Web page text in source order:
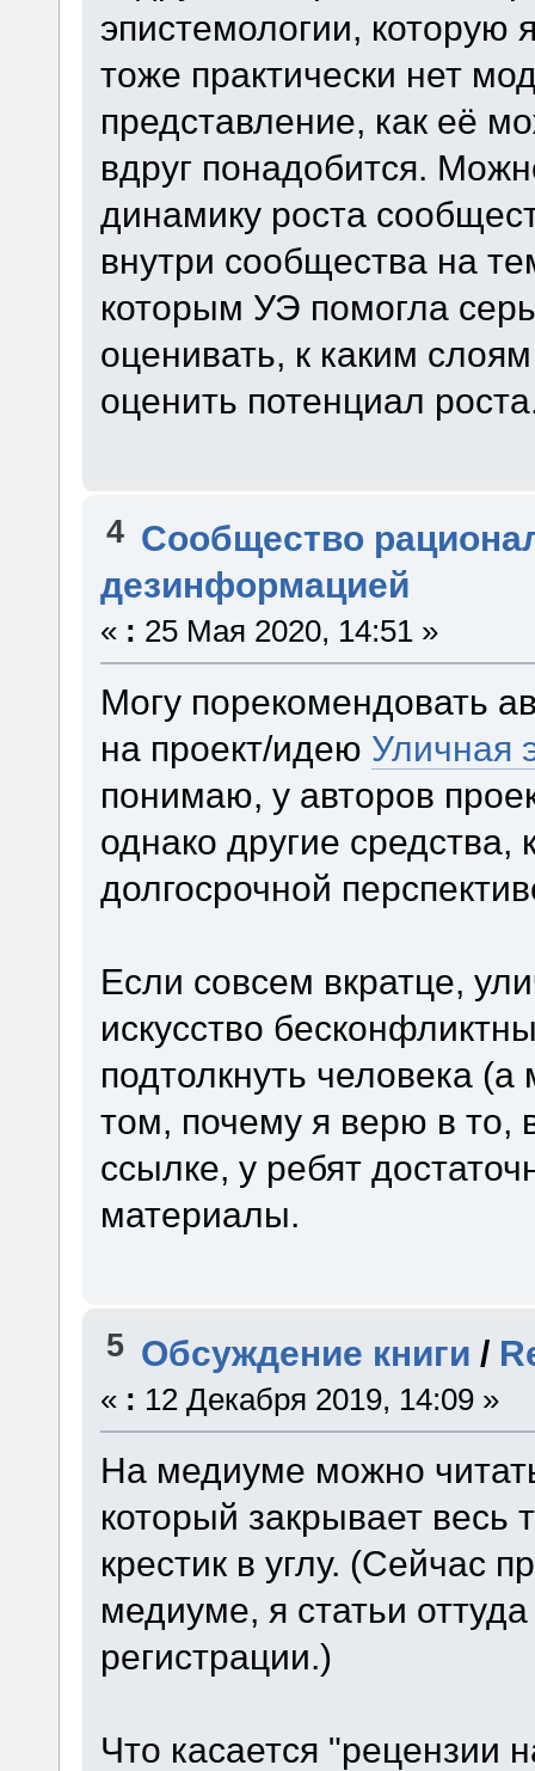
эпистемологии,
тоже практически нет
представление, как её
вдруг понадобится.
динамику роста
внутри сообщества на
которым УЭ помогла
оценивать, к каким
оценить потенциал
4 Сообщество
дезинформацией
« : 25 Мая 2020, 14:51 »
Могу порекомендовать
на проект/идею Уличная
понимаю, у авторов
однако другие
долгосрочной
Если совсем вкратце,
искусство
подтолкнуть человека
том, почему я верю в то,
ссылке, у ребят
материалы.
5 Обсуждение книги /
« : 12 Декабря 2019, 14:09 »
На медиуме можно
который закрывает весь
крестик в углу. (Сейчас
медиуме, я статьи
регистрации.)
Что касается "рецензии